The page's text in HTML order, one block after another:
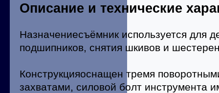
Описание и технические
Назначениесъёмник используется для
подшипников, снятия шкивов и
Конструкцияоснащен тремя
захватами, силовой болт инструмента